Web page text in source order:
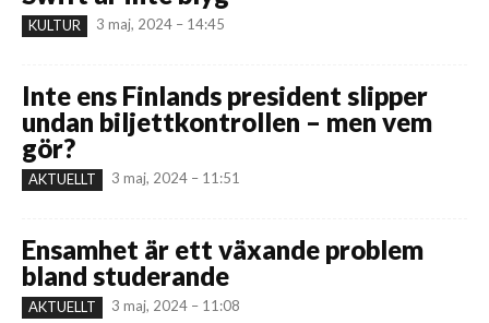
KULTUR 3 maj, 2024 – 14:45
Inte ens Finlands president slipper
undan biljettkontrollen – men vem
gör?
AKTUELLT 3 maj, 2024 – 11:51
Ensamhet är ett växande problem
bland studerande
AKTUELLT 3 maj, 2024 – 11:08